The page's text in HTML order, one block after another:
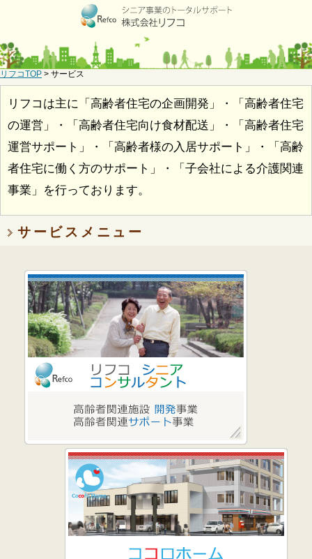
リフコTOP > サービス
リフコは主に「高齢者住宅の企画開発」・「高齢者住宅
の運営」・「高齢者住宅向け食材配送」・「高齢者住宅
運営サポート」・「高齢者様の入居サポート」・「高齢
者住宅に働く方のサポート」・「子会社による介護関連
事業」を行っております。
サービスメニュー